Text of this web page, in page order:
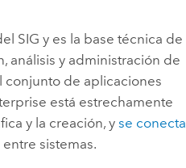
SIG y es la base técnica de
análisis y administración de
conjunto de aplicaciones
está estrechamente
y la creación, yse conecta
sistemas.